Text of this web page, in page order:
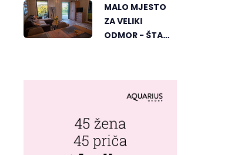
MALO MJESTO
ZA VELIKI
ODMOR - ŠTA
HORIZONT"